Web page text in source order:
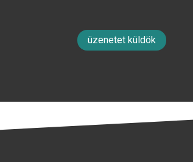
üzenetet küldök